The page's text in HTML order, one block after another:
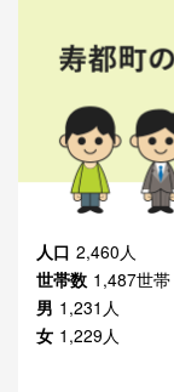
人口 2,460人
世帯数 1,487世帯
男 1,231人
女 1,229人